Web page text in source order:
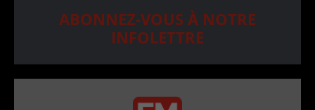
ABONNEZ-VOUS À NOTRE
INFOLETTRE